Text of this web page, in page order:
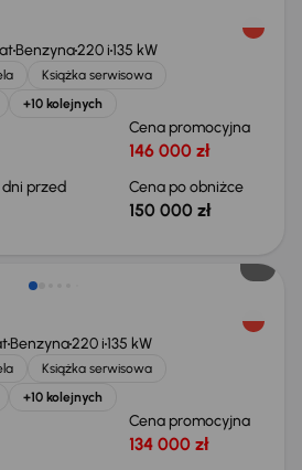
Benzyna220 i135 kW
Książka serwisowa
+10 kolejnych
Cena promocyjna
146 000 zł
dni przed
Cena po obniżce
150 000 zł
Benzyna220 i135 kW
Książka serwisowa
+10 kolejnych
Cena promocyjna
134 000 zł